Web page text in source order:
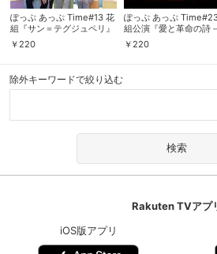
ぽっぷ あっぷ Time#13 花
組『サン＝テグジュペリ』
『CONGA!!』
￥ 220
ぽっぷ あっぷ
組公演『愛と革命の詩
ンドレア・シェニエ－』
『Mr. Swing!』
￥ 220
除外キーワードで絞り込む
Rakuten TVアプ
iOS版アプリ